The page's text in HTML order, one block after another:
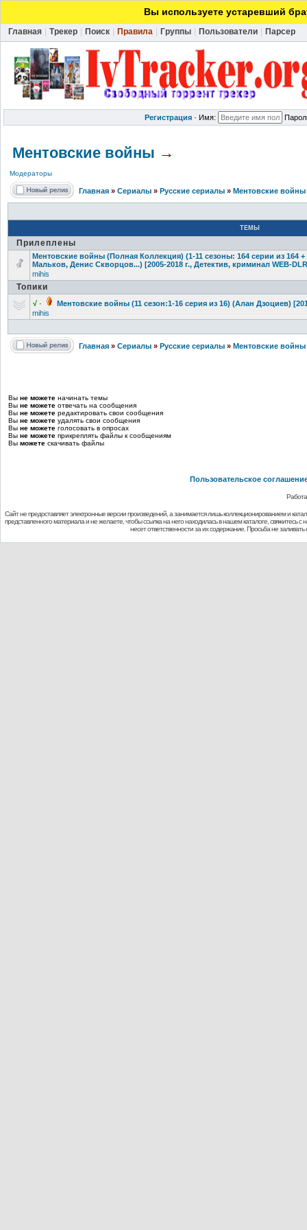
Вы используете устаревший
Главная Трекер Поиск Правила Группы Пользователи Парсер
Регистрация · Имя:
Ментовские войны →
Модераторы
Главная » Сериалы » Русские сериалы » Ментовские войны
ТЕМЫ
Прилеплены
Ментовские войны (Полная Коллекция) (1-11 сезоны: 164 серии из
Мальков, Денис Скворцов...) [2005-2018 г., Детектив, криминал WEB-
mihis
Топики
√ ·
Ментовские войны (11 сезон:1-16 серия из 16) (Алан Дзоциев)
mihis
Главная » Сериалы » Русские сериалы » Ментовские войны
Вы не можете начинать темы
Вы не можете отвечать на сообщения
Вы не можете редактировать свои сообщения
Вы не можете удалять свои сообщения
Вы не можете голосовать в опросах
Вы не можете прикреплять файлы к сообщениям
Вы можете скачивать файлы
Пользовательское
Сайт не предоставляет электронные версии произведений, а занимается лишь коллекционированием и
представленного материала и не желаете, чтобы ссылка на него находилась в нашем каталоге,
несет ответственности за их содержание. Просьба не